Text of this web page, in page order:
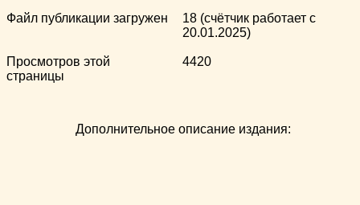
Файл публикации загружен
18 (счётчик работает с
20.01.2025)
Просмотров этой
страницы
4420
Дополнительное описание издания: